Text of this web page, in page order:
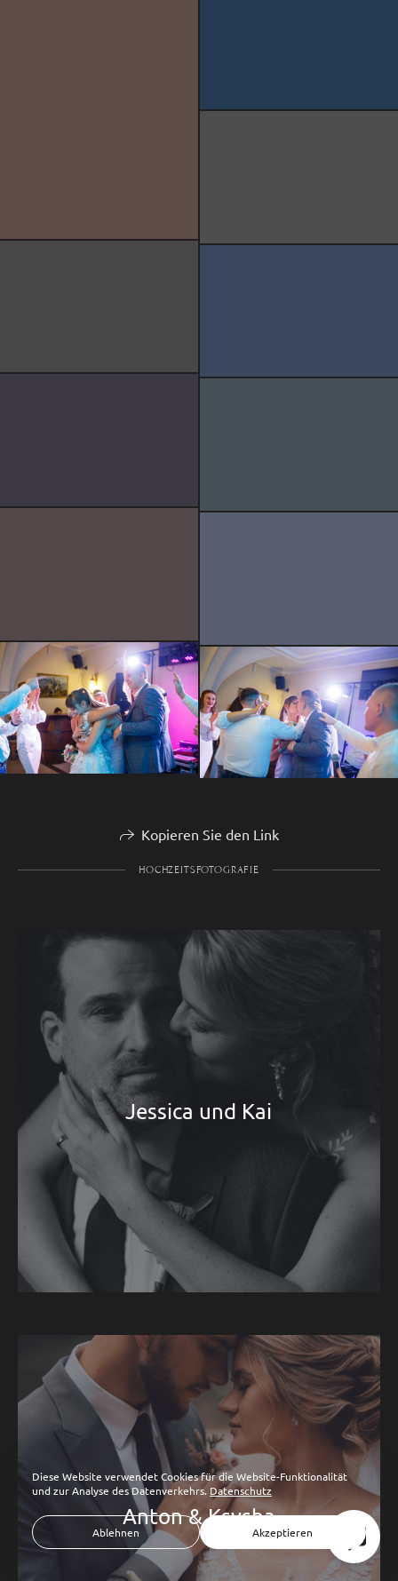
Kopieren Sie den Link
HOCHZEITSFOTOGRAFIE
Jessica und Kai
Anton & Ksysha
Diese Website verwendet Cookies für die Website-Funktionalität
und zur Analyse des Datenverkehrs. Datenschutz
Ablehnen Akzeptieren